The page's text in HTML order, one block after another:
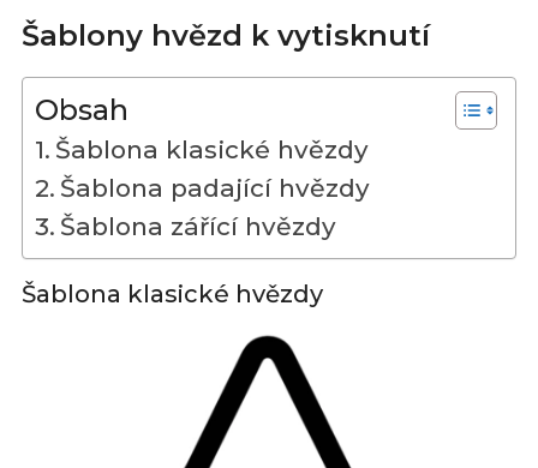
Šablony hvězd k vytisknutí
Obsah
Šablona klasické hvězdy
Šablona padající hvězdy
Šablona zářící hvězdy
Šablona klasické hvězdy